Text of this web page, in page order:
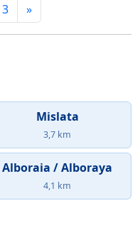
3 »
Mislata
3,7 km
Alboraia / Alboraya
4,1 km